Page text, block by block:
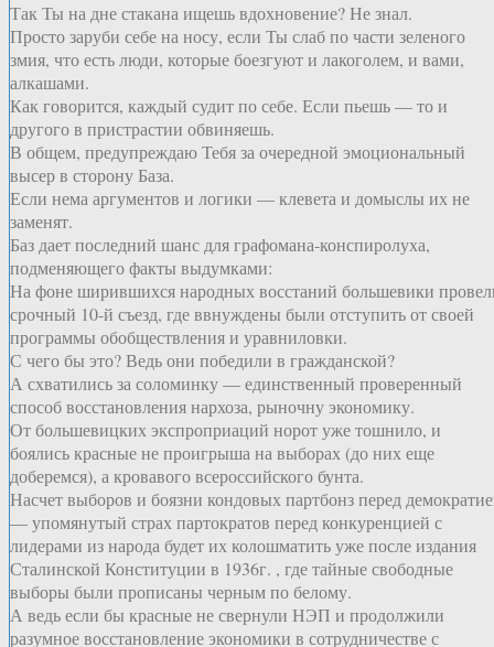
Так Ты на дне стакана ищешь вдохновение? Не знал.
Просто заруби себе на носу, если Ты слаб по части зеленого
змия, что есть люди, которые боезгуют и лакоголем, и вами,
алкашами.
Как говорится, каждый судит по себе. Если пьешь — то и
другого в пристрастии обвиняешь.
В общем, предупреждаю Тебя за очередной эмоциональный
высер в сторону База.
Если нема аргументов и логики — клевета и домыслы их не
заменят.
Баз дает последний шанс для графомана-конспиролуха,
подменяющего факты выдумками:
На фоне ширившихся народных восстаний большевики
срочный 10-й съезд, где ввнуждены были отступить от своей
программы обобществления и уравниловки.
С чего бы это? Ведь они победили в гражданской?
А схватились за соломинку — единственный проверенный
способ восстановления нархоза, рыночну экономику.
От большевицких экспроприаций норот уже тошнило, и
боялись красные не проигрыша на выборах (до них еще
доберемся), а кровавого всероссийского бунта.
Насчет выборов и боязни кондовых партбонз перед
— упомянутый страх партократов перед конкуренцией с
лидерами из народа будет их колошматить уже после издания
Сталинской Конституции в 1936г. , где тайные свободные
выборы были прописаны черным по белому.
А ведь если бы красные не свернули НЭП и продолжили
разумное восстановление экономики в сотрудничестве с